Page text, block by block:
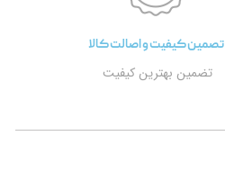
تصمین کیفیت و اصالت کالا
تضمین بهترین کیفیت